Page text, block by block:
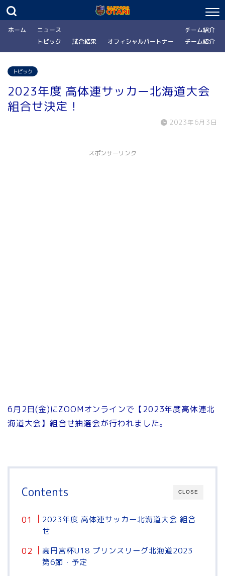
ホーム
ニュース
トピック
試合結果 オフィシャルパートナー
チーム紹介
チーム紹介
トピック
2023年度 高体連サッカー北海道大会
組合せ決定！
2023年6月3日
スポンサーリンク
6月2日(金)にZOOMオンラインで【2023年度高体連北
海道大会】組合せ抽選会が行われました。
CLOSE
Contents
2023年度 高体連サッカー北海道大会 組合
せ
高円宮杯U18 プリンスリーグ北海道2023
第6節・予定